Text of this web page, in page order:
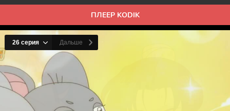
ПЛЕЕР KODIK